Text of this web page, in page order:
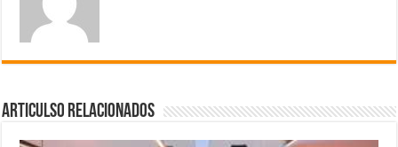
Articulso Relacionados